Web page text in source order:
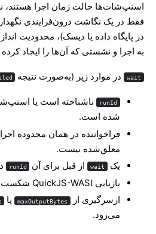
اسنپ‌شات‌ها حالت زمان اجرا هستند،
فقط در یک نگاشت درون‌فرایندی
در پایگاه داده یا دیسک)، محدودیت
به اجرا و نشستی که آن‌ها را ایجاد
wait در موارد زیر (به‌صورت نتیجه
runId ناشناخته است یا
شده است.
فراخواننده در همان محدوده
معلق‌شده نیست.
یک
wait از قبل برای آن runId
بازیابی QuickJS-WASI شکست می‌خورد.
ازسرگیری از
maxOutputBytes یا
می‌رود.